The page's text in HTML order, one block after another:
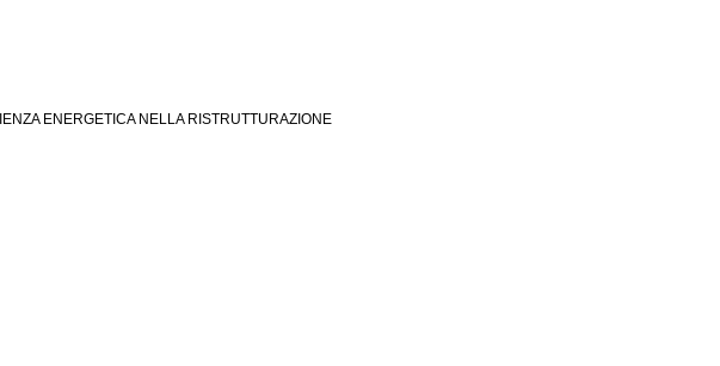
ENERGETICA NELLA RISTRUTTURAZIONE